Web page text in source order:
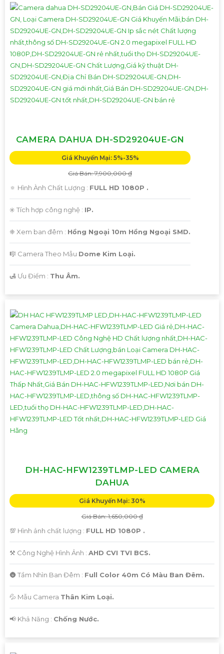
CAMERA DAHUA DH-SD29204UE-GN
Giá Khuyến Mại: 5%-35%
Giá Bán: 7,900,000 ₫
🔅 Hình Ành Chất Lượng : FULL HD 1080P .
✳️ Tích hợp công nghệ : IP.
❈ Xem ban đêm : Hồng Ngoại 10m Hồng Ngoại SMD.
🎼️ Camera Theo Mẫu Dome Kim Loại.
️🛃 Ưu Điểm : Thu Âm.
DH-HAC-HFW1239TLMP-LED CAMERA
DAHUA
Giá Khuyến Mại: 30%
Giá Bán: 1,650,000 ₫
💯 Hình ảnh chất lượng : FULL HD 1080P .
⚒ Công Nghệ Hình Ảnh : AHD CVI TVI BCS.
🌚 Tầm Nhìn Ban Đêm : Full Color 40m Có Màu Ban Đêm.
💦 Mẫu Camera Thân Kim Loại.
️📢 Khả Năng : Chống Nước.